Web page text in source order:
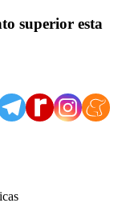
superior esta